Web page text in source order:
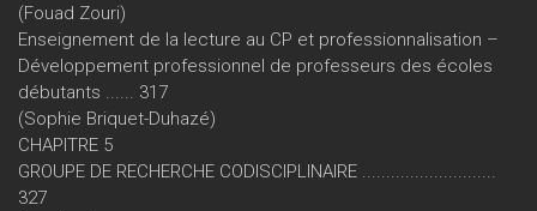
(Fouad Zouri)
Enseignement de la lecture au CP et professionnalisation –
Développement professionnel de professeurs des écoles
débutants ...... 317
(Sophie Briquet-Duhazé)
CHAPITRE 5
GROUPE DE RECHERCHE CODISCIPLINAIRE ............................
327